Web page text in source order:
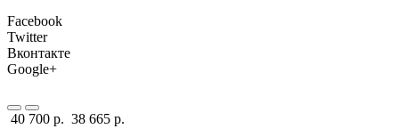
Facebook
Twitter
Вконтакте
Google+
40 700 р. 38 665 р.